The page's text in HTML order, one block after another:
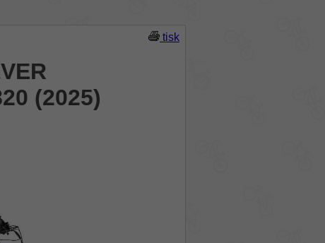
tisk
(2025)